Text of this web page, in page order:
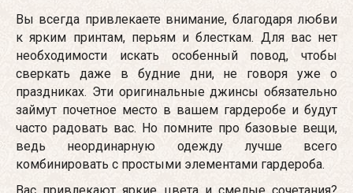
Вы всегда привлекаете внимание, благодаря любви
к ярким принтам, перьям и блесткам. Для вас нет
необходимости искать особенный повод, чтобы
сверкать даже в будние дни, не говоря уже о
праздниках. Эти оригинальные джинсы обязательно
займут почетное место в вашем гардеробе и будут
часто радовать вас. Но помните про базовые вещи,
ведь неординарную одежду лучше всего
комбинировать с простыми элементами гардероба.